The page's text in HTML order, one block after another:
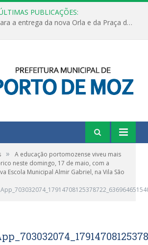
PUBLICAÇÕES:
Últimos detalhes para a entrega da nova Orla e da Praça do Praião
»
A educação portomozense viveu mais
neste domingo, 17 de maio, com a
Escola Municipal Almir Gabriel, na Vila São